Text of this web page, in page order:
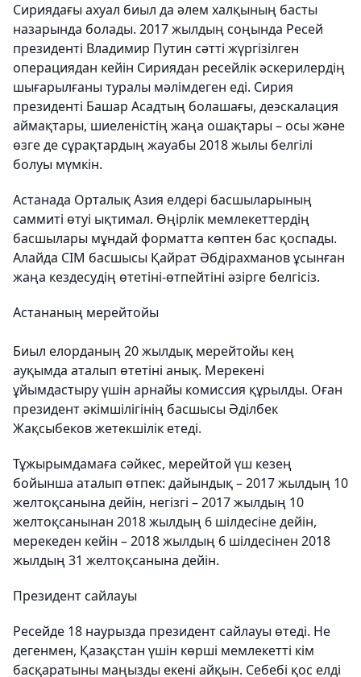
Сириядағы ахуал биыл да әлем халқының басты
назарында болады. 2017 жылдың соңында Ресей
президенті Владимир Путин сәтті жүргізілген
операциядан кейін Сириядан ресейлік әскерилердің
шығарылғаны туралы мәлімдеген еді. Сирия
президенті Башар Асадтың болашағы, деэскалация
аймақтары, шиеленістің жаңа ошақтары – осы және
өзге де сұрақтардың жауабы 2018 жылы белгілі
болуы мүмкін.
Астанада Орталық Азия елдері басшыларының
саммиті өтуі ықтимал. Өңірлік мемлекеттердің
басшылары мұндай форматта көптен бас қоспады.
Алайда СІМ басшысы Қайрат Әбдірахманов ұсынған
жаңа кездесудің өтетіні-өтпейтіні әзірге белгісіз.
Астананың мерейтойы
Биыл елорданың 20 жылдық мерейтойы кең
ауқымда аталып өтетіні анық. Мерекені
ұйымдастыру үшін арнайы комиссия құрылды. Оған
президент әкімшілігінің басшысы Әділбек
Жақсыбеков жетекшілік етеді.
Тұжырымдамаға сәйкес, мерейтой үш кезең
бойынша аталып өтпек: дайындық – 2017 жылдың 10
желтоқсанына дейін, негізгі – 2017 жылдың 10
желтоқсанынан 2018 жылдың 6 шілдесіне дейін,
мерекеден кейін – 2018 жылдың 6 шілдесінен 2018
жылдың 31 желтоқсанына дейін.
Президент сайлауы
Ресейде 18 наурызда президент сайлауы өтеді. Не
дегенмен, Қазақстан үшін көрші мемлекетті кім
басқаратыны маңызды екені айқын. Себебі қос елді